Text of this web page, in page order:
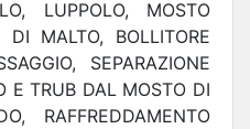
LUPPOLO, MOSTO
MALTO, BOLLITORE
SEPARAZIONE
E TRUB DAL MOSTO DI
RAFFREDDAMENTO